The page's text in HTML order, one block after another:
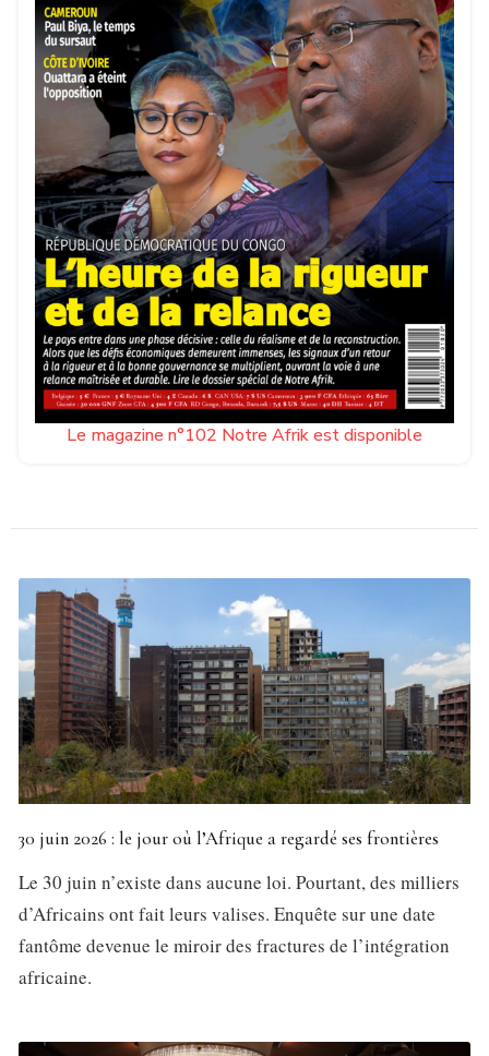
Le magazine n°102 Notre Afrik est disponible
30 juin 2026 : le jour où l’Afrique a regardé ses frontières
Le 30 juin n’existe dans aucune loi. Pourtant, des milliers
d’Africains ont fait leurs valises. Enquête sur une date
fantôme devenue le miroir des fractures de l’intégration
africaine.